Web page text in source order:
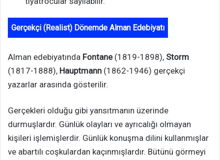
Gerçekçi (Realist) Dönemde Alman Edebiyatı
Alman edebiyatında Fontane(1819-1898), Storm
(1817-1888), Hauptmann (1862-1946) gerçekçi
yazarlar arasında gösterilir.
Gerçekleri olduğu gibi yansıtmanın üzerinde
durmuşlardır. Günlük olayları ve ayrıcalığı olmayan
kişileri işlemişlerdir. Günlük konuşma dilini kullanmışlar
ve abartılı coşkulardan kaçınmışlardır. Bütünü görmeyi